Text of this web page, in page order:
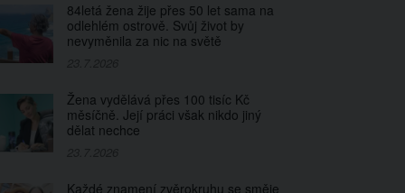
84letá žena žije přes 50 let sama na
odlehlém ostrově. Svůj život by
nevyměnila za nic na světě
Žena vydělává přes 100 tisíc Kč
měsíčně. Její práci však nikdo jiný
dělat nechce
Každé znamení zvěrokruhu se směje